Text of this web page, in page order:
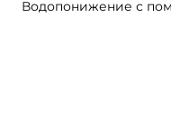
Водопонижение с